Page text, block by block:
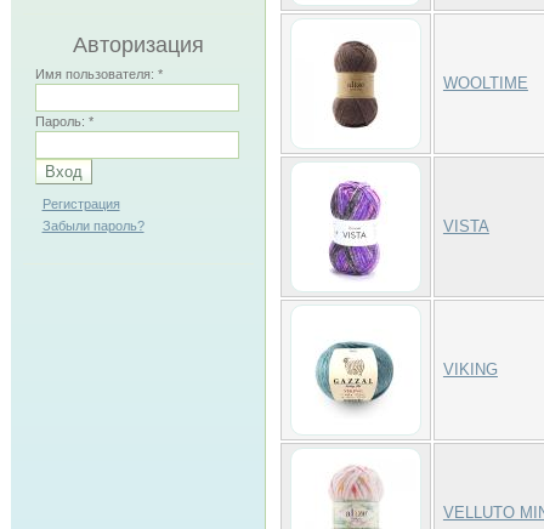
Авторизация
Имя пользователя: *
Пароль: *
Регистрация
Забыли пароль?
WOOLTIME
VISTA
VIKING
VELLUTO